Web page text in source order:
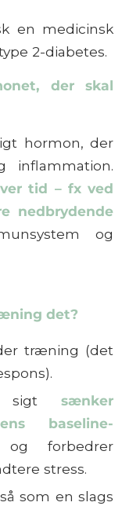
en medicinsk
2-diabetes.
der skal
hormon, der
inflammation.
tid – fx ved
nedbrydende
og
det?
træning (det
sigtsænker
baseline-
forbedrer
stress.
som en slags